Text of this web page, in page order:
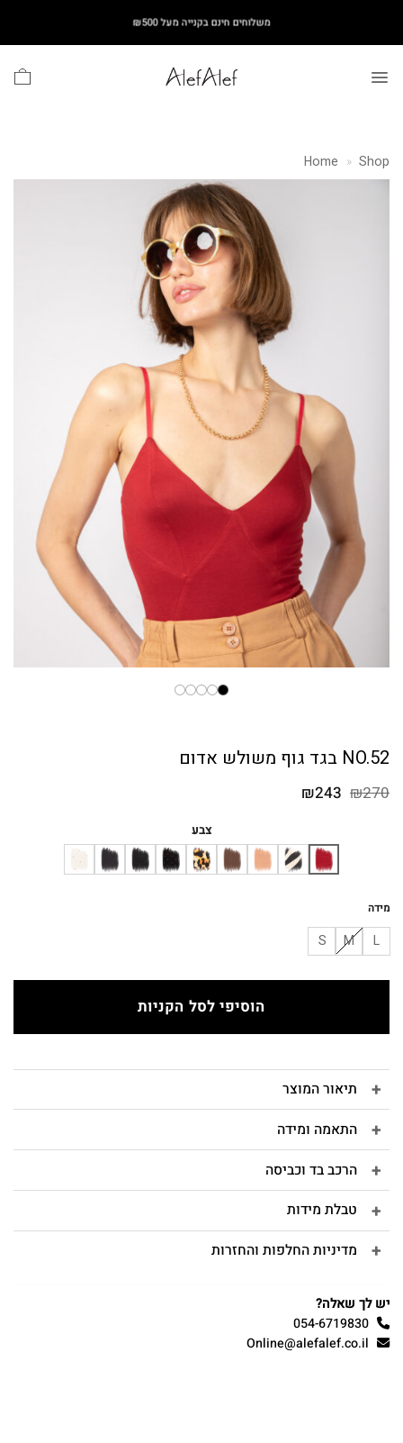
content
משלוחים חינם בקנייה מעל ₪500
Home » Shop
NO.52 בגד גוף משולש אדום
₪270 המחיר
₪270.
₪243
₪243. צבע
מידה
L
M
S
הוסיפי לסל הקניות
תיאור המוצר
התאמה ומידה
הרכב בד וכביסה
טבלת מידות
מדיניות החלפות והחזרות
יש לך שאלה?
054-6719830
Online@alefalef.co.il